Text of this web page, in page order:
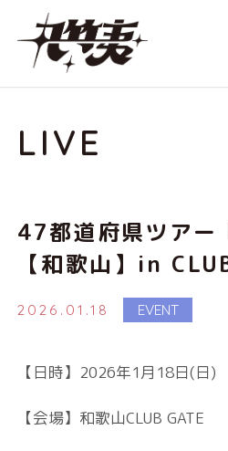
LIVE
47都道府県ツアー
【和歌山】in
2026.01.18 EVENT
【日時】2026年1月18日(日)
【会場】和歌山CLUB GATE